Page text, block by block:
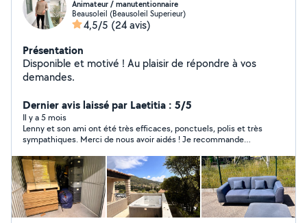
Animateur / manutentionnaire
Beausoleil (Beausoleil Superieur)
4,5/5 (24 avis)
Présentation
Disponible et motivé ! Au plaisir de répondre à vos
demandes.
Dernier avis laissé par Laetitia : 5/5
Il y a 5 mois
Lenny et son ami ont été très efficaces, ponctuels, polis et très
sympathiques. Merci de nous avoir aidés ! Je recommande